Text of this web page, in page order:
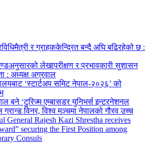
र ग्राहककेन्द्रित बन्दै अघि बढिरहेको छ :
लेखापरीक्षण र प्रभावकारी सुशासन
: अध्यक्ष अग्रवाल
‘स्टार्टअप समिट नेपाल-२०२६’ को
बने ‘टुरिज्म एम्बासडर युनिभर्स इन्टरनेशनल
विनर, विश्व मञ्चमा नेपालको गौरव उच्च
General Rajesh Kazi Shrestha receives
securing the First Position among
Consuls